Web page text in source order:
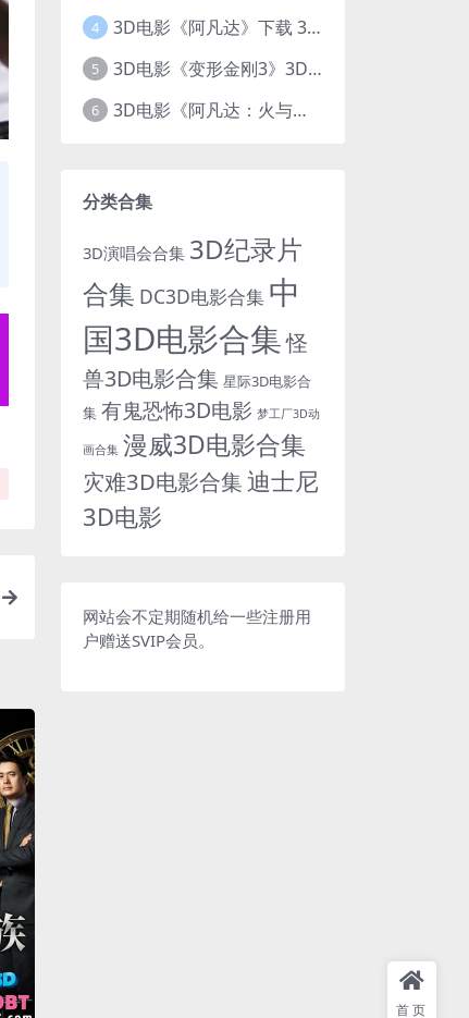
4 3D电影《阿凡达》下载 3D左右格式 加长版 网盘下载
5 3D电影《变形金刚3》3D左右格式 高清蓝光 百度网盘+迅雷 下载 出屏国配字幕.国英双语
6 3D电影《阿凡达：火与烬》3D 4K Avatar：Fire and Ash 3D 左右格式 高清4K 电影 下载
分类合集
3D演唱会合集 3D纪录片
合集 DC3D电影合集 中
国3D电影合集怪
兽3D电影合集 星际3D电影合
集 有鬼恐怖3D电影 梦工厂3D动
画合集 漫威3D电影合集
灾难3D电影合集迪士尼
3D电影
网站会不定期随机给一些注册用
户赠送SVIP会员。
首页